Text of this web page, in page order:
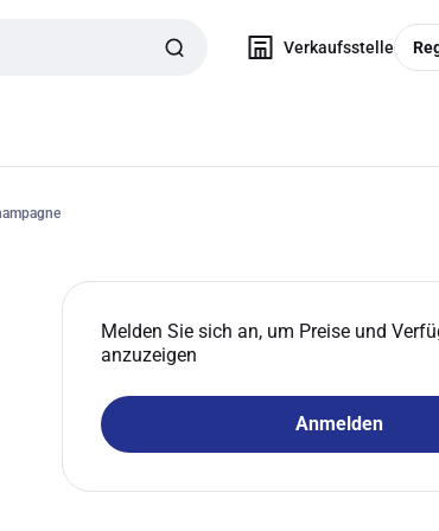
Verkaufsstelle
Melden Sie sich an, um Preise und
anzuzeigen
Anmelden